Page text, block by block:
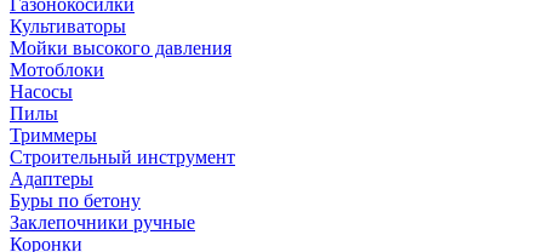
Газонокосилки
Культиваторы
Мойки высокого давления
Мотоблоки
Насосы
Пилы
Триммеры
Строительный инструмент
Адаптеры
Буры по бетону
Заклепочники ручные
Коронки